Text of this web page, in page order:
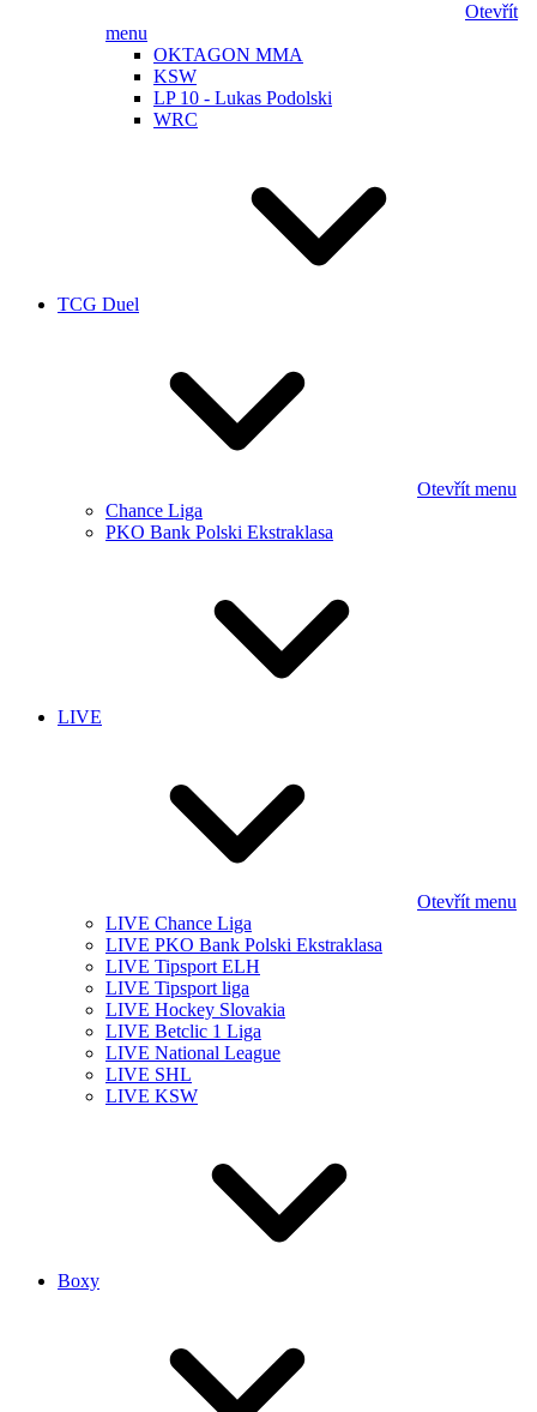
Otevřít
menu
OKTAGON MMA
KSW
LP 10 - Lukas Podolski
WRC
TCG Duel
Otevřít menu
Chance Liga
PKO Bank Polski Ekstraklasa
LIVE
Otevřít menu
LIVE Chance Liga
LIVE PKO Bank Polski Ekstraklasa
LIVE Tipsport ELH
LIVE Tipsport liga
LIVE Hockey Slovakia
LIVE Betclic 1 Liga
LIVE National League
LIVE SHL
LIVE KSW
Boxy